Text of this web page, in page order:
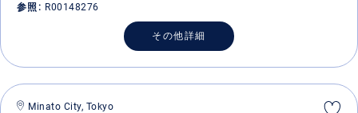
参照
R00148276
その他詳細
Minato City, Tokyo